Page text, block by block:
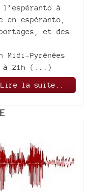
l’espéranto à
en espéranto,
et des
Midi-Pyrénées
à 21h (...)
Lire la suite..